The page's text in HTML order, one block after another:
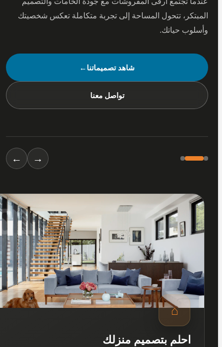
تتحول المساحة إلى تجربة متكاملة تعكس شخصيتك
حياتك.
شاهد تصميماتنا ←
تواصل معنا
←
01
⌂
احلم بتصميم منزلك